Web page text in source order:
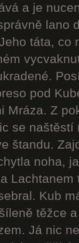
a je
lano
táta, co
pod
Mráza. Z
se naštěstí
štandu.
noha,
Kub
těžce
Já nic